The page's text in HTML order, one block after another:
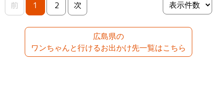
前 1 2 次
広島県の
ワンちゃんと行けるお出かけ先一覧はこちら